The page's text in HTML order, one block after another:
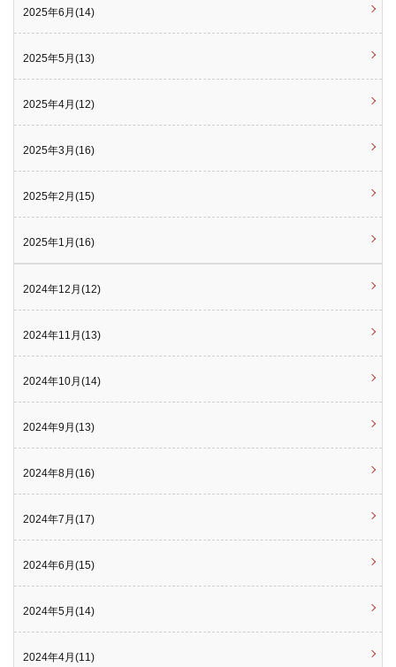
2025年6月(14)
2025年5月(13)
2025年4月(12)
2025年3月(16)
2025年2月(15)
2025年1月(16)
2024年12月(12)
2024年11月(13)
2024年10月(14)
2024年9月(13)
2024年8月(16)
2024年7月(17)
2024年6月(15)
2024年5月(14)
2024年4月(11)